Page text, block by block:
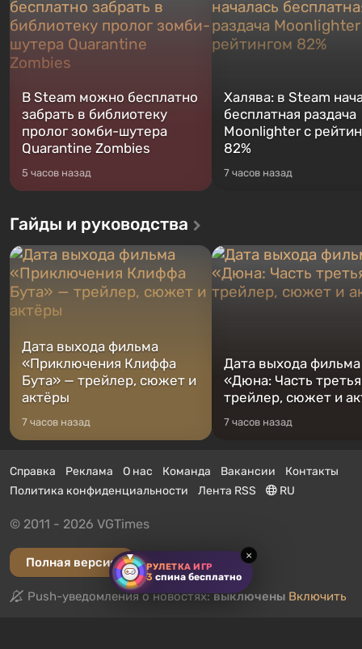
РУЛЕТКА ИГР
3 спина бесплатно
×
В Steam можно бесплатно
забрать в библиотеку
пролог зомби-шутера
Quarantine Zombies
5 часов назад
Халява: в Steam
бесплатная раздача
Moonlighter с
82%
7 часов назад
Гайды и руководства
Дата выхода фильма
«Приключения Клиффа
Бута» — трейлер, сюжет и
актёры
7 часов назад
Дата выхода фильма
«Дюна: Часть
трейлер, сюжет и
7 часов назад
Справка Реклама О нас Команда Вакансии
Контакты
Политика конфиденциальности
Лента RSS RU
© 2011 - 2026 VGTimes
Полная версия
Push-уведомления о новостях:выключены Включить